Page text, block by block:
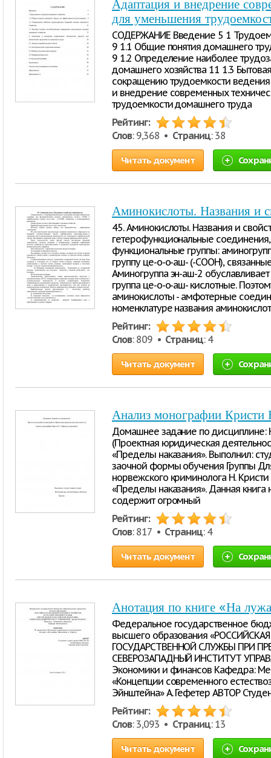
Адаптация и внедрение
для уменьшения
СОДЕРЖАНИЕ Введение 5 1
9 1.1 Общие понятия домашнего
9 1.2 Определение наиболее
домашнего хозяйства 11 1.3
сокращению трудоемкости
и внедрение современных
трудоемкости домашнего труда
Рейтинг:
Слов: 9,368 • Страниц: 38
Читать документ
Аминокислоты. Названия и
45. Аминокислоты. Названия и
гетерофункциональные
функциональные группы:
группу це-о-о-аш- (-COOH),
Аминогруппа эн-аш-2
группа це-о-о-аш- кислотные.
аминокислоты - амфотерные
номенклатуре названия аминокислот
Рейтинг:
Слов: 809 • Страниц: 4
Читать документ
Анализ монографии Кристи
Домашнее задание по дисциплине:
(Проектная юридическая
«Пределы наказания». Выполнил:
заочной формы обучения Группы
норвежского криминолога Н.
«Пределы наказания». Данная
содержит огромный
Рейтинг:
Слов: 817 • Страниц: 4
Читать документ
Анотация по книге «На
Федеральное государственное
высшего образования
ГОСУДАРСТВЕННОЙ СЛУЖБЫ ПРИ
СЕВЕРОЗАПАДНЫЙ ИНСТИТУТ
Экономики и финансов Кафедра:
«Концепции современного
Эйнштейна» А. Гефетер АВТОР
Рейтинг:
Слов: 3,093 • Страниц: 13
Читать документ